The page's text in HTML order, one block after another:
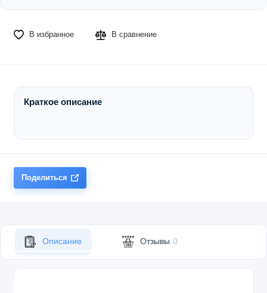
В избранное В сравнение
Краткое описание
Поделиться
Описание Отзывы 0